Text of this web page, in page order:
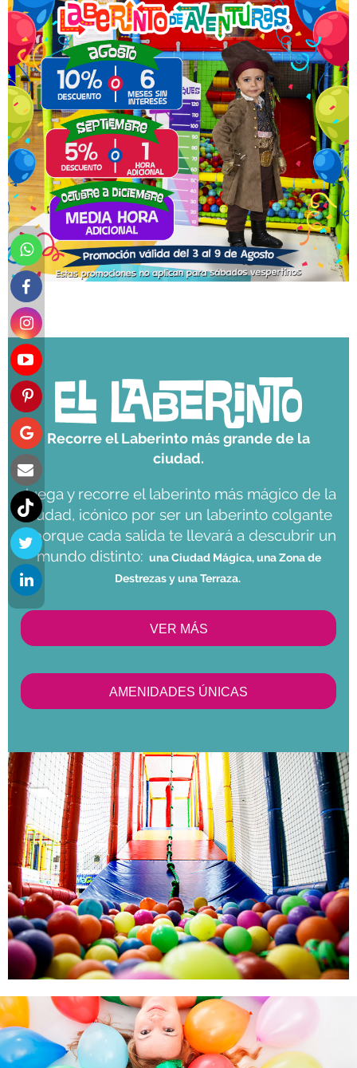
Recorre el Laberinto más grande de la
ciudad.
Juega y recorre el laberinto más mágico de la
ciudad, icónico por ser un laberinto colgante
y porque cada salida te llevará a descubrir un
mundo distinto: una Ciudad Mágica, una Zona de
Destrezas y una Terraza.
VER MÁS
AMENIDADES ÚNICAS